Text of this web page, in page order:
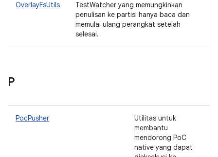
OverlayFsUtils
TestWatcher yang memungkinkan
penulisan ke partisi hanya baca dan
memulai ulang perangkat setelah
selesai.
P
PocPusher
Utilitas untuk
membantu
mendorong PoC
native yang dapat